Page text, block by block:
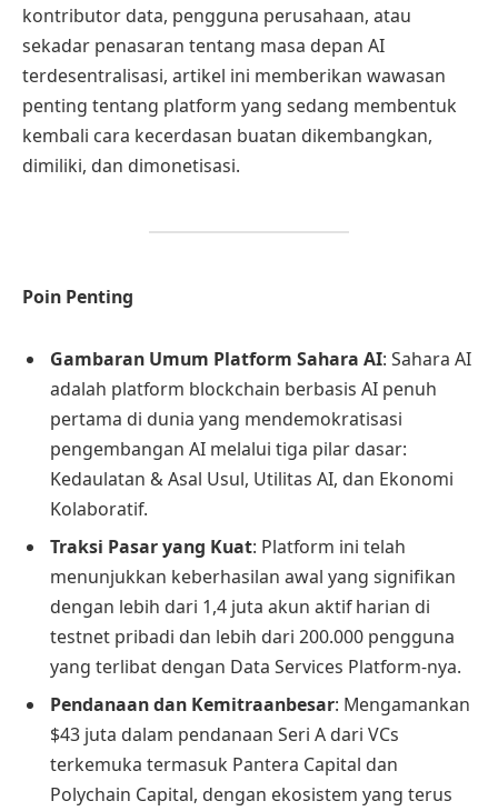
kontributor data, pengguna perusahaan, atau
sekadar penasaran tentang masa depan AI
terdesentralisasi, artikel ini memberikan wawasan
penting tentang platform yang sedang membentuk
kembali cara kecerdasan buatan dikembangkan,
dimiliki, dan dimonetisasi.
Poin Penting
Gambaran Umum Platform Sahara AI: Sahara AI
adalah platform blockchain berbasis AI penuh
pertama di dunia yang mendemokratisasi
pengembangan AI melalui tiga pilar dasar:
Kedaulatan & Asal Usul, Utilitas AI, dan Ekonomi
Kolaboratif.
Traksi Pasar yang Kuat: Platform ini telah
menunjukkan keberhasilan awal yang signifikan
dengan lebih dari 1,4 juta akun aktif harian di
testnet pribadi dan lebih dari 200.000 pengguna
yang terlibat dengan Data Services Platform-nya.
Pendanaan dan Kemitraanbesar: Mengamankan
$43 juta dalam pendanaan Seri A dari VCs
terkemuka termasuk Pantera Capital dan
Polychain Capital, dengan ekosistem yang terus